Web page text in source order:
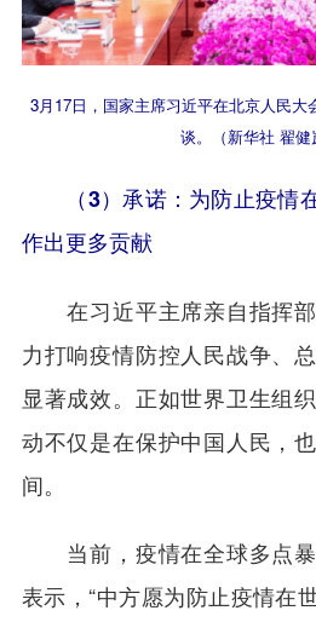
3月17日，国家主席习近平在北京人民
谈。（新华社 翟健
（3）承诺：为防止疫情
作出更多贡献
在习近平主席亲自指挥部
力打响疫情防控人民战争、
显著成效。正如世界卫生组
动不仅是在保护中国人民，
间。
当前，疫情在全球多点暴
表示，“中方愿为防止疫情在